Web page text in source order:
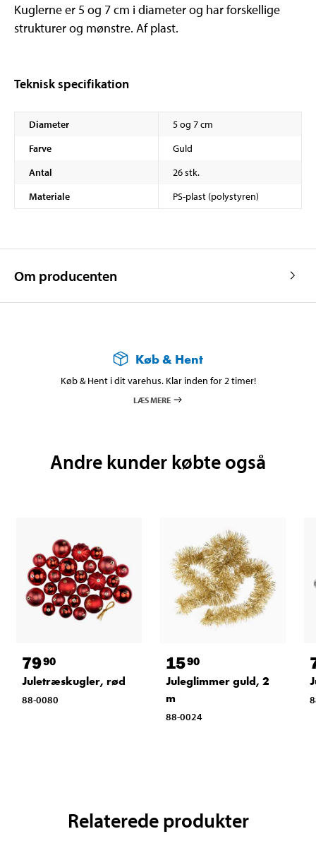
Kuglerne er 5 og 7 cm i diameter og har forskellige
strukturer og mønstre. Af plast.
Teknisk specifikation
Diameter
5 og 7 cm
Farve
Guld
Antal
26 stk.
Materiale
PS-plast (polystyren)
Om producenten
Køb & Hent
Køb & Hent i dit varehus. Klar inden for 2 timer!
LÆS MERE
Andre kunder købte også
7990
Juletræskugler, rød
88-0080
1590
Juleglimmer guld, 2
m
88-0024
Relaterede produkter